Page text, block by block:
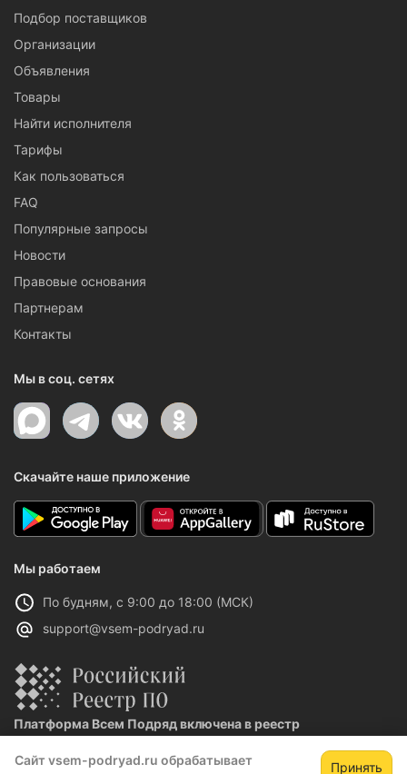
Сайт vsem-podryad.ru обрабатывает
Принять
Подбор поставщиков
Организации
Объявления
Товары
Найти исполнителя
Тарифы
Как пользоваться
FAQ
Популярные запросы
Новости
Правовые основания
Партнерам
Контакты
Мы в соц. сетях
Скачайте наше приложение
Мы работаем
По будням, с 9:00 до 18:00 (МСК)
support@vsem-podryad.ru
Платформа Всем Подряд включена в реестр
Реестровая запись №32021 от 06.02.2026